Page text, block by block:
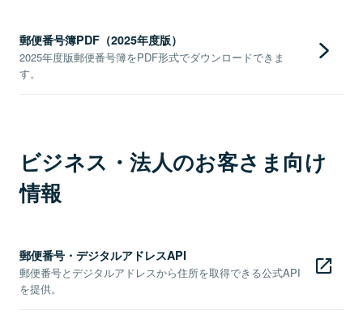
郵便番号簿PDF（2025年度版）
2025年度版郵便番号簿をPDF形式でダウンロードできま
す。
ビジネス・法人のお客さま向け
情報
郵便番号・デジタルアドレスAPI
郵便番号とデジタルアドレスから住所を取得できる公式API
を提供。